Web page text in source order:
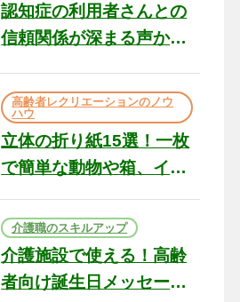
認知症の利用者さんとの
信頼関係が深まる声かけ
の現場から（22）
高齢者レクリエーションのノウ
ハウ
立体の折り紙15選！一枚
で簡単な動物や箱、イン
介護職のスキルアップ
介護施設で使える！高齢
者向け誕生日メッセージ